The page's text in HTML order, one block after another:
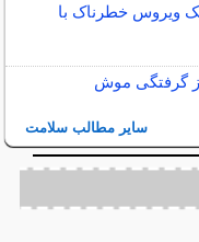
ویروس خطرناک با
گرفتگی موش
سایر مطالب سلامت